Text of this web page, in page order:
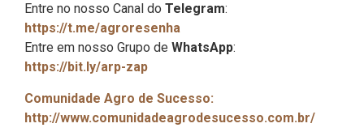
Entre no nosso Canal do Telegram:
https://t.me/agroresenha
Entre em nosso Grupo de WhatsApp:
https://bit.ly/arp-zap
Comunidade Agro de Sucesso:
http://www.comunidadeagrodesucesso.com.br/